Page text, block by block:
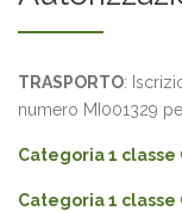
TRASPORTO:
numero MI001329
Categoria 1 classe
Categoria 1 classe